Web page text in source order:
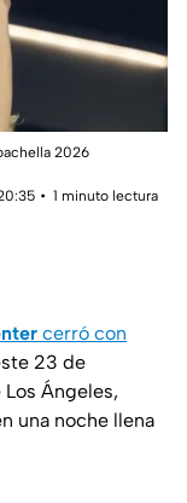
2026
1 minuto lectura
cerró con
23 de
Ángeles,
una noche llena